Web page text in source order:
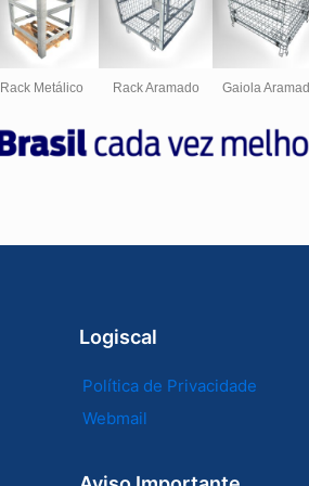
Rack Metálico Rack Aramado Gaiola
Logiscal
Política de Privacidade
Webmail